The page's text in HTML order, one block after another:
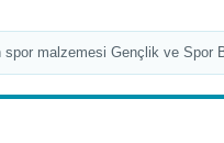
malzemesi Gençlik ve Spor